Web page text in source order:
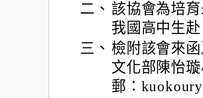
二、 該協會為培
我國高中生
三、 檢附該會來
文化部陳怡
郵：